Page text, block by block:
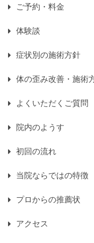
ご予約・料金
体験談
症状別の施術方針
体の歪み改善・施術
よくいただくご質問
院内のようす
初回の流れ
当院ならではの特徴
プロからの推薦状
アクセス